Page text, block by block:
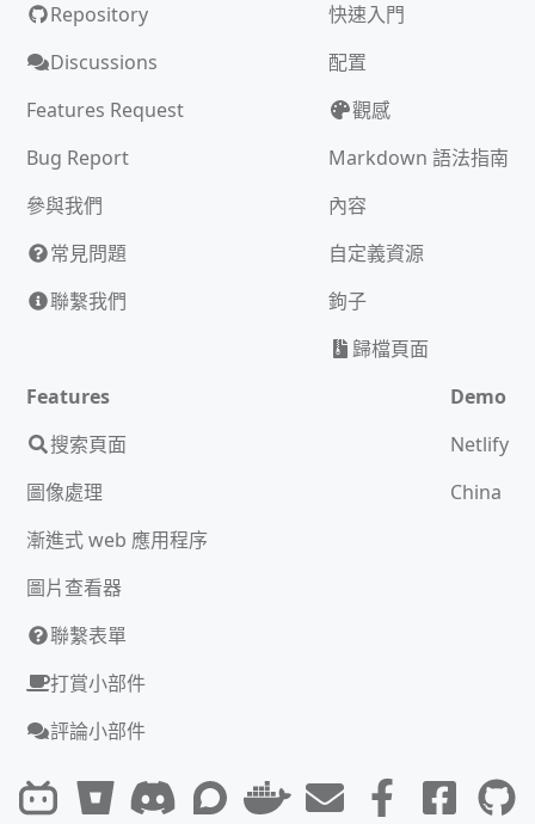
Repository
Discussions
Features Request
Bug Report
參與我們
常見問題
聯繫我們
快速入門
配置
觀感
Markdown 語法指南
內容
自定義資源
鉤子
歸檔頁面
Features
搜索頁面
圖像處理
漸進式 web 應用程序
圖片查看器
聯繫表單
打賞小部件
評論小部件
Demo
Netlify
China